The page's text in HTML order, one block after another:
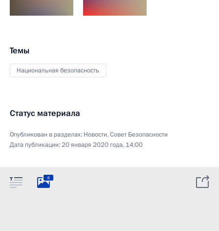
Темы
Национальная безопасность
Статус материала
Опубликован в разделах: Новости,Совет Безопасности
Дата публикации:20 января 2020 года, 14:00
6